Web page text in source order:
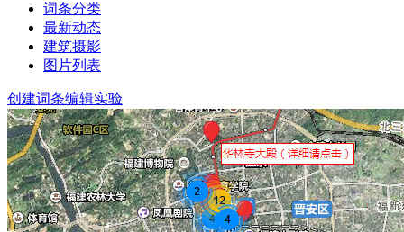
词条分类
最新动态
建筑摄影
图片列表
创建词条编辑实验